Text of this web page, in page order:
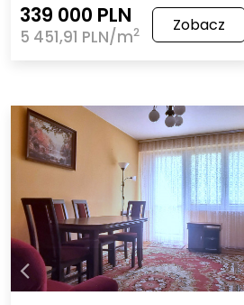
339 000 PLN
5 451,91 PLN/m2 Zobacz